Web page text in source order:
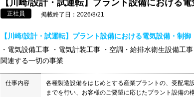
【川崎/設計・試運転】プラント設備における
正社員 掲載終了日：2026/8/21
【川崎/設計・試運転】プラント設備における電気設備・制
・電気設備工事 ・電気計装工事 ・空調・給排水衛生設備工
関連する一切の事業
仕事内容
各種製造設備をはじめとする産業プラントの、受配電
までを行い、お客様のご要望に応じたプラント設備の